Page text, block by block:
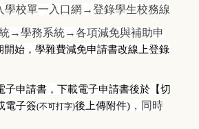
學校單一入口網→登錄學生校務線
→學務系統→各項減免與補助申
開始，學雜費減免申請書改線上登錄
子申請書，下載電子申請書後於 【切
電子簽(不可打字)後上傳附件) ，同時